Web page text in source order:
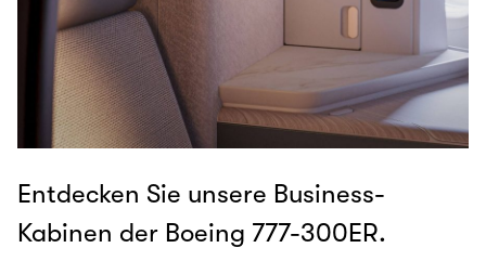
Entdecken Sie unsere Business-
Kabinen der Boeing 777-300ER.